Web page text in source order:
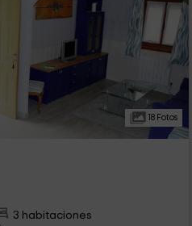
18 Fotos
3 habitaciones